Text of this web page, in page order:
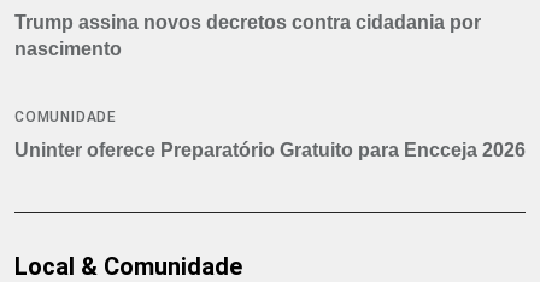
Trump assina novos decretos contra cidadania por
nascimento
COMUNIDADE
Uninter oferece Preparatório Gratuito para Encceja 2026
Local & Comunidade